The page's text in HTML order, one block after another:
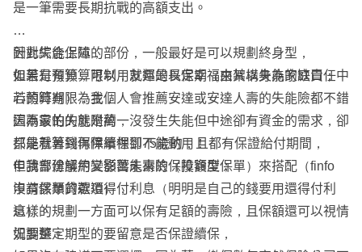
是一筆需要長期抗戰的高額支出。
針對失能保障的部份，一般最好是可以規劃終身型，
但若是有預算限制，就還是以定期（由其以身為家庭責任中
心的時期）為主，
因為最怕的就是萬一沒發生失能但中途卻有資金的需求，卻
只能看著錢再保單裡卻不能動用！
申請部份解約又影響未來的保障額度；
申請保單貸款還得付利息（明明是自己的錢要用還得付利
息）。
如要選定期型的要留意是否保證續保，
因此綜合上述，
如果有預算，可以用友邦的長保幸福來架構失能的缺口；
若預算有限，我個人會推薦安達或安達人壽的失能險都不錯
這兩家的失能附約，
都是就算到保障續保到75歲的，且都有保證給付期間，
但我會建議用變額萬能壽險（投資型保單）來搭配（finfo
沒有該類的選項），
這樣的規劃一方面可以保有足額的壽險，且保額還可以視情
況調整。